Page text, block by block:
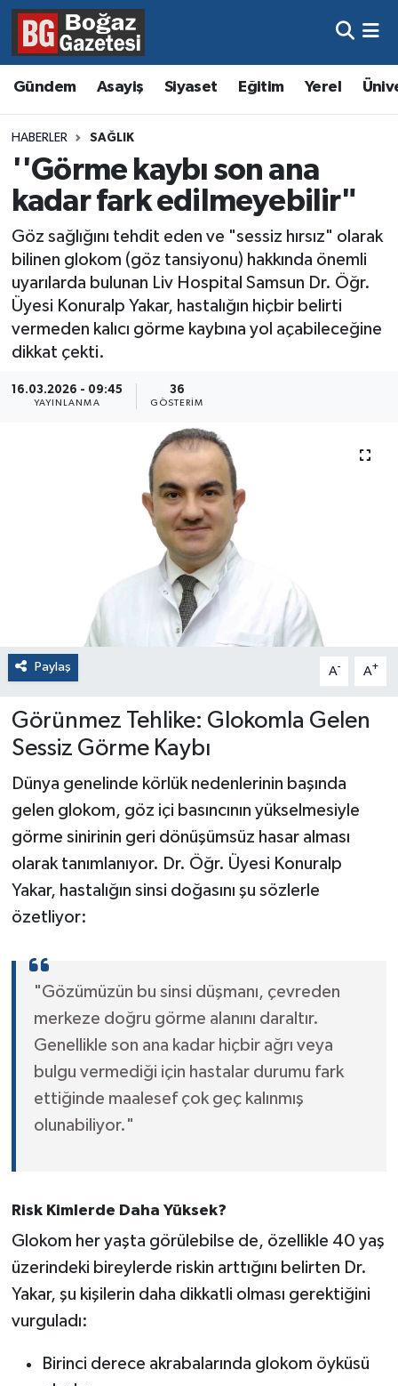
Gündem Asayiş Siyaset Eğitim Yerel
HABERLER SAĞLIK
''Görme kaybı son ana
kadar fark edilmeyebilir"
Göz sağlığını tehdit eden ve "sessiz hırsız" olarak
bilinen glokom (göz tansiyonu) hakkında önemli
uyarılarda bulunan Liv Hospital Samsun Dr. Öğr.
Üyesi Konuralp Yakar, hastalığın hiçbir belirti
vermeden kalıcı görme kaybına yol açabileceğine
dikkat çekti.
16.03.2026 - 09:45
YAYINLANMA
36
GÖSTERIM
Paylaş A- A+
Görünmez Tehlike: Glokomla Gelen
Sessiz Görme Kaybı
Dünya genelinde körlük nedenlerinin başında
gelen glokom, göz içi basıncının yükselmesiyle
görme sinirinin geri dönüşümsüz hasar alması
olarak tanımlanıyor. Dr. Öğr. Üyesi Konuralp
Yakar, hastalığın sinsi doğasını şu sözlerle
özetliyor:
"Gözümüzün bu sinsi düşmanı, çevreden
merkeze doğru görme alanını daraltır.
Genellikle son ana kadar hiçbir ağrı veya
bulgu vermediği için hastalar durumu fark
ettiğinde maalesef çok geç kalınmış
olunabiliyor."
Risk Kimlerde Daha Yüksek?
Glokom her yaşta görülebilse de, özellikle 40 yaş
üzerindeki bireylerde riskin arttığını belirten Dr.
Yakar, şu kişilerin daha dikkatli olması gerektiğini
vurguladı:
Birinci derece akrabalarında glokom öyküsü
Asayiş
Eğitim
Ekonomi
Gündem
Kültür ve Sanat
Resmi İlanlar
Sağlık
Hava Durumu
Trafik Durumu
Süper Lig Puan Durumu ve Fikstür
Tüm Manşetler
Son Dakika Haberleri